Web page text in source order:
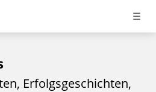
Erfolgsgeschichten,